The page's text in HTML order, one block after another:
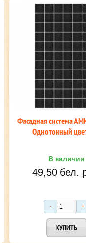
МОНТЕРРЕЙ
руб. от
Фасадная система
Однотонный
В наличии
49,50 бел.